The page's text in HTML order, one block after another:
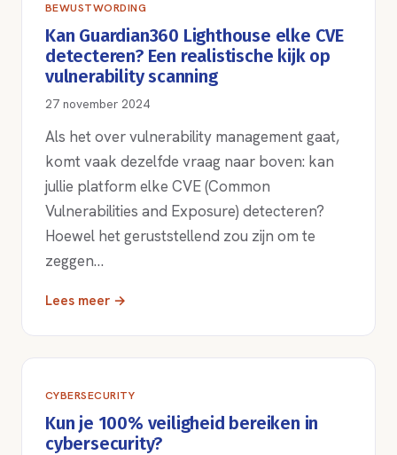
BEWUSTWORDING
Kan Guardian360 Lighthouse elke CVE
detecteren? Een realistische kijk op
vulnerability scanning
27 november 2024
Als het over vulnerability management gaat,
komt vaak dezelfde vraag naar boven: kan
jullie platform elke CVE (Common
Vulnerabilities and Exposure) detecteren?
Hoewel het geruststellend zou zijn om te
zeggen…
Lees meer →
CYBERSECURITY
Kun je 100% veiligheid bereiken in
cybersecurity?